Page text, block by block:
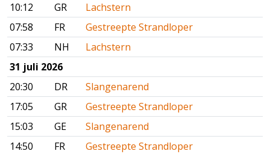
10:12
GR
Lachstern
07:58
FR
Gestreepte Strandloper
07:33
NH
Lachstern
31 juli 2026
20:30
DR
Slangenarend
17:05
GR
Gestreepte Strandloper
15:03
GE
Slangenarend
14:50
FR
Gestreepte Strandloper